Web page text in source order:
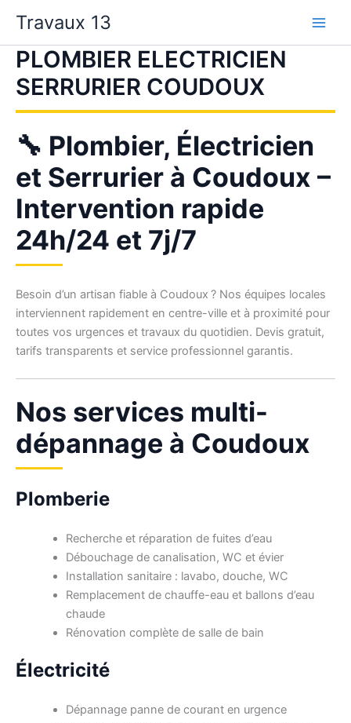
contenu
Travaux 13
PLOMBIER ELECTRICIEN
SERRURIER COUDOUX
🔧 Plombier, Électricien
et Serrurier à Coudoux –
Intervention rapide
24h/24 et 7j/7
Besoin d’un artisan fiable à Coudoux ? Nos équipes locales
interviennent rapidement en centre-ville et à proximité pour
toutes vos urgences et travaux du quotidien. Devis gratuit,
tarifs transparents et service professionnel garantis.
Nos services multi-
dépannage à Coudoux
Plomberie
Recherche et réparation de fuites d’eau
Débouchage de canalisation, WC et évier
Installation sanitaire : lavabo, douche, WC
Remplacement de chauffe-eau et ballons d’eau
chaude
Rénovation complète de salle de bain
Électricité
Dépannage panne de courant en urgence